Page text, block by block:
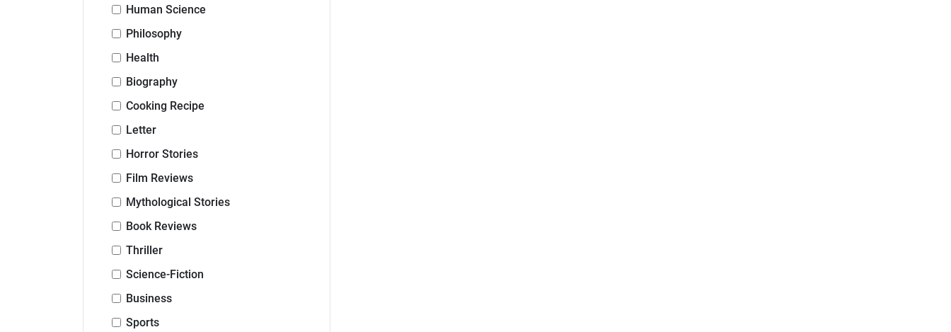
Human Science
Philosophy
Health
Biography
Cooking Recipe
Letter
Horror Stories
Film Reviews
Mythological Stories
Book Reviews
Thriller
Science-Fiction
Business
Sports